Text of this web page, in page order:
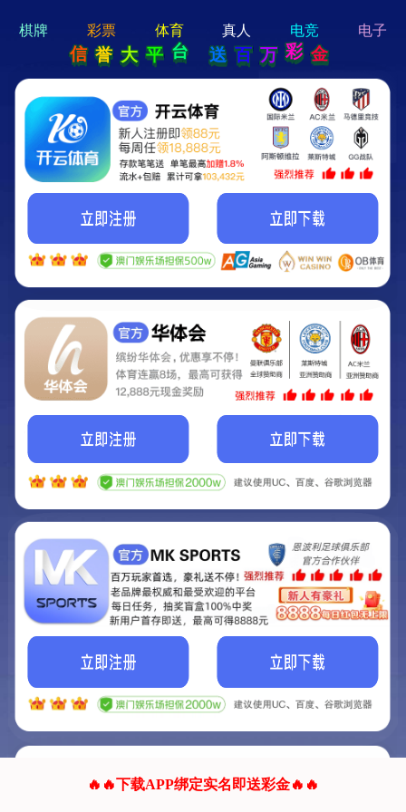
hi 💗
Hey Guys!
我们即将上线啦...
我们的网站正在建设.
它将是非常棒的网站.
联系我们!